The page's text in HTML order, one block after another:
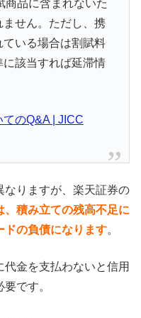
商品に含まれないた
せん。ただし、携
いる場合は割賦料
該当すれば延滞情
のQ&A | JICC
なりますが、楽天証券の
積み立ての残高不足に
ドの負債になります。
金を支払わないと信用
です。